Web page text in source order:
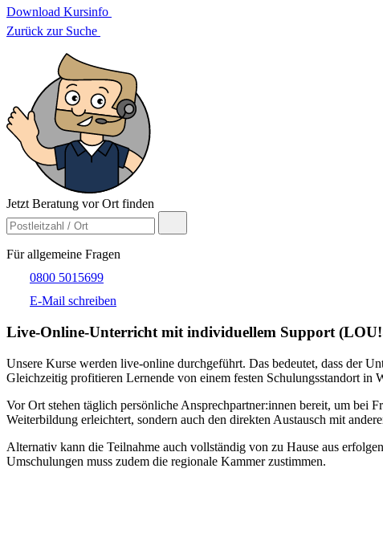
Download Kursinfo
Zurück zur Suche
Jetzt Beratung vor Ort finden
Für allgemeine Fragen
0800 5015699
E-Mail schreiben
Live-​Online-Unterricht mit individuellem Support
Unsere Kurse werden live-online durchgeführt. Das bedeutet, dass der
Gleichzeitig profitieren Lernende von einem festen Schulungsstandort in
Vor Ort stehen täglich persönliche Ansprechpartner:innen bereit, um bei
Weiterbildung erleichtert, sondern auch den direkten Austausch mit
Alternativ kann die Teilnahme auch vollständig von zu Hause aus
Umschulungen muss zudem die regionale Kammer zustimmen.